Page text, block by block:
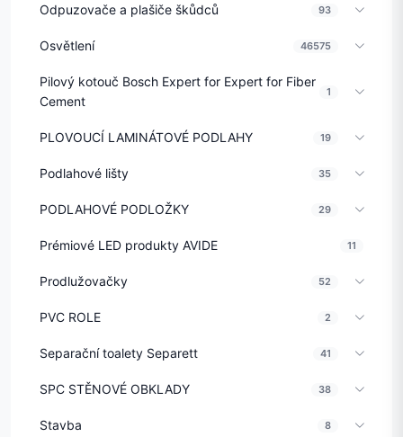
Odpuzovače a plašiče škůdců 93
Osvětlení 46575
Pilový kotouč Bosch Expert for Expert for Fiber
Cement
1
PLOVOUCÍ LAMINÁTOVÉ PODLAHY 19
Podlahové lišty 35
PODLAHOVÉ PODLOŽKY 29
Prémiové LED produkty AVIDE 11
Prodlužovačky 52
PVC ROLE 2
Separační toalety Separett 41
SPC STĚNOVÉ OBKLADY 38
Stavba 8